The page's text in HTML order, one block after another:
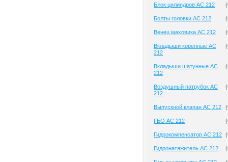
Блок цилиндров AC 212 (
Болты головки AC 212 (
Венец маховика AC 212 (
Вкладыши коренные AC
212
(
Вкладыши шатунные AC
212
(
Воздушный патрубок AC
212
(
Выпускной клапан AC 212 (
ГБО AC 212 (
Гидрокомпенсатор AC 212 (
Гидронатяжитель AC 212 (